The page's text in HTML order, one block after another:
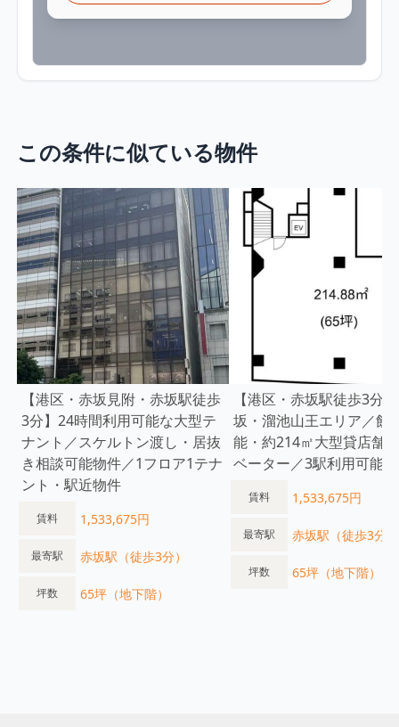
この条件に似ている物件
【港区・赤坂見附・赤坂駅徒歩
3分】24時間利用可能な大型テ
ナント／スケルトン渡し・居抜
き相談可能物件／1フロア1テナ
ント・駅近物件
賃料 1,533,675円
最寄駅 赤坂駅（徒歩3分）
坪数 65坪（地下階）
【港区・赤坂駅徒歩3分
坂・溜池山王エリア／飲
能・約214㎡大型貸店舗
ベーター／3駅利用可能
賃料 1,533,675円
最寄駅 赤坂駅（徒歩3分）
坪数 65坪（地下階）